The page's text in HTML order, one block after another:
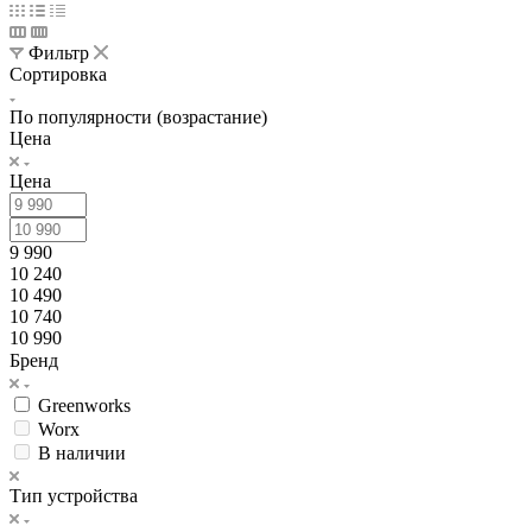
Фильтр
Сортировка
По популярности (возрастание)
Цена
Цена
9 990
10 240
10 490
10 740
10 990
Бренд
Greenworks
Worx
В наличии
Тип устройства